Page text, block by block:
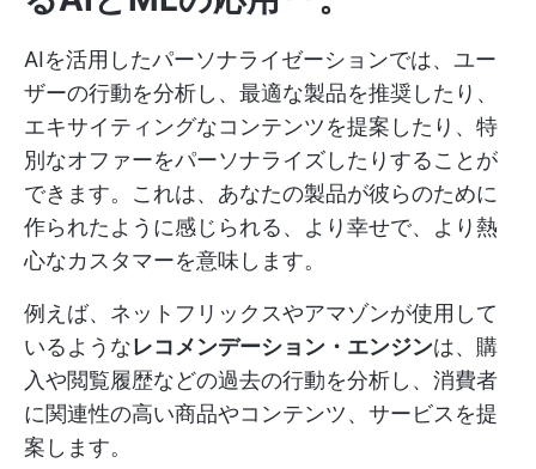
AIを活用したパーソナライゼーションでは、ユー
ザーの行動を分析し、最適な製品を推奨したり、
エキサイティングなコンテンツを提案したり、特
別なオファーをパーソナライズしたりすることが
できます。これは、あなたの製品が彼らのために
作られたように感じられる、より幸せで、より熱
心なカスタマーを意味します。
例えば、ネットフリックスやアマゾンが使用して
いるようなレコメンデーション・エンジンは、購
入や閲覧履歴などの過去の行動を分析し、消費者
に関連性の高い商品やコンテンツ、サービスを提
案します。